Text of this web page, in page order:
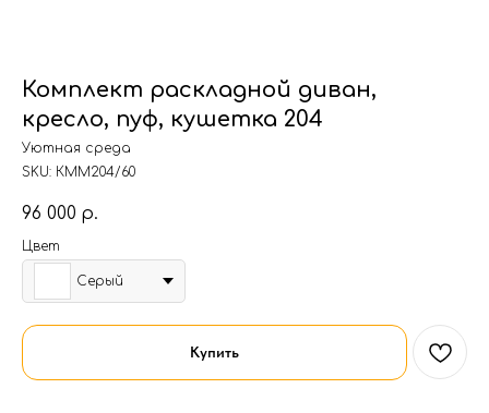
Комплект раскладной диван,
кресло, пуф, кушетка 204
Уютная среда
SKU: КММ204/60
96 000 р.
Цвет
Серый
Купить